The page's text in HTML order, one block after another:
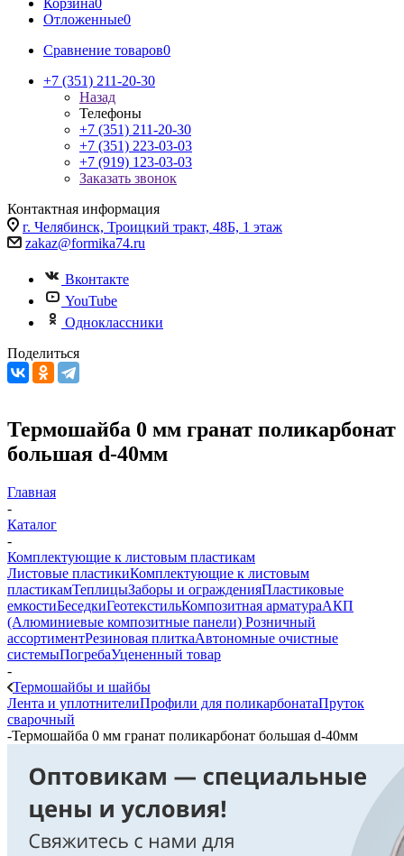
Корзина0
Отложенные0
Сравнение товаров0
+7 (351) 211-20-30
Назад
Телефоны
+7 (351) 211-20-30
+7 (351) 223-03-03
+7 (919) 123-03-03
Заказать звонок
Контактная информация
г. Челябинск, Троицкий тракт, 48Б, 1 этаж
zakaz@formika74.ru
Вконтакте
YouTube
Одноклассники
Поделиться
Термошайба 0 мм гранат поликарбонат
большая d-40мм
Главная
-
Каталог
-
Комплектующие к листовым пластикам
Листовые пластикиКомплектующие к листовым
пластикамТеплицыЗаборы и огражденияПластиковые
емкостиБеседкиГеотекстильКомпозитная арматураАКП
(Алюминиевые композитные панели) Розничный
ассортиментРезиновая плиткаАвтономные очистные
системыПогребаУцененный товар
-
Термошайбы и шайбы
Лента и уплотнителиПрофили для поликарбонатаПруток
сварочный
-Термошайба 0 мм гранат поликарбонат большая d-40мм